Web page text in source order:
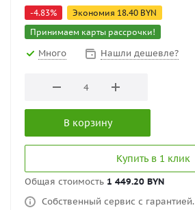
-4.83% Экономия 18.40 BYN
Принимаем карты рассрочки!
Много Нашли дешевле?
В корзину
Купить в 1 клик
Общая стоимость 1 449.20 BYN
Собственный сервис с гарантией.